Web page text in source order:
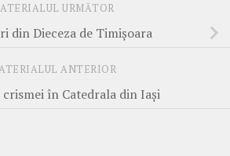
URMĂTOR
din Dieceza de Timișoara
ANTERIOR
în Catedrala din Iași